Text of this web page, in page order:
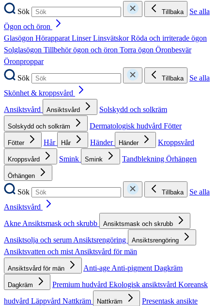
Sök
Tillbaka
Se alla
Ögon och öron
Glasögon HörapparatLinserLinsvätskorRöda och irriterade ögon
Solglasögon Tillbehör ögon och öron Torra ögon Öronbesvär
Öronproppar
Sök
Tillbaka
Se alla
Skönhet & kroppsvård
Ansiktsvård
Ansiktsvård Solskydd och solkräm
Solskydd och solkräm Dermatologisk hudvård Fötter
Fötter Hår Hår Händer Händer Kroppsvård
Kroppsvård Smink Smink Tandblekning Örhängen
Örhängen
Sök Tillbaka
Se alla
Ansiktsvård
AkneAnsiktsmask och skrubb Ansiktsmask och skrubb
Ansiktsolja och serumAnsiktsrengöring Ansiktsrengöring
Ansiktsvatten och mistAnsiktsvård för män
Ansiktsvård för män Anti-ageAnti-pigmentDagkräm
Dagkräm Premium hudvård Ekologisk ansiktsvård Koreansk
hudvård Läppvård Nattkräm Nattkräm
Presentask ansikte